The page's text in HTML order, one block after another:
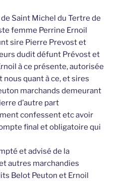
Saint Michel du Tertre de
femme Perrine Ernoil
sire Pierre Prevost et
dudit défunt Prévost et
à ce présente, autorisée
quant à ce, et sires
marchands demeurant
d’autre part
confessent etc avoir
final et obligatoire qui
et advisé de la
autres marchandies
Belot Peuton et Ernoil